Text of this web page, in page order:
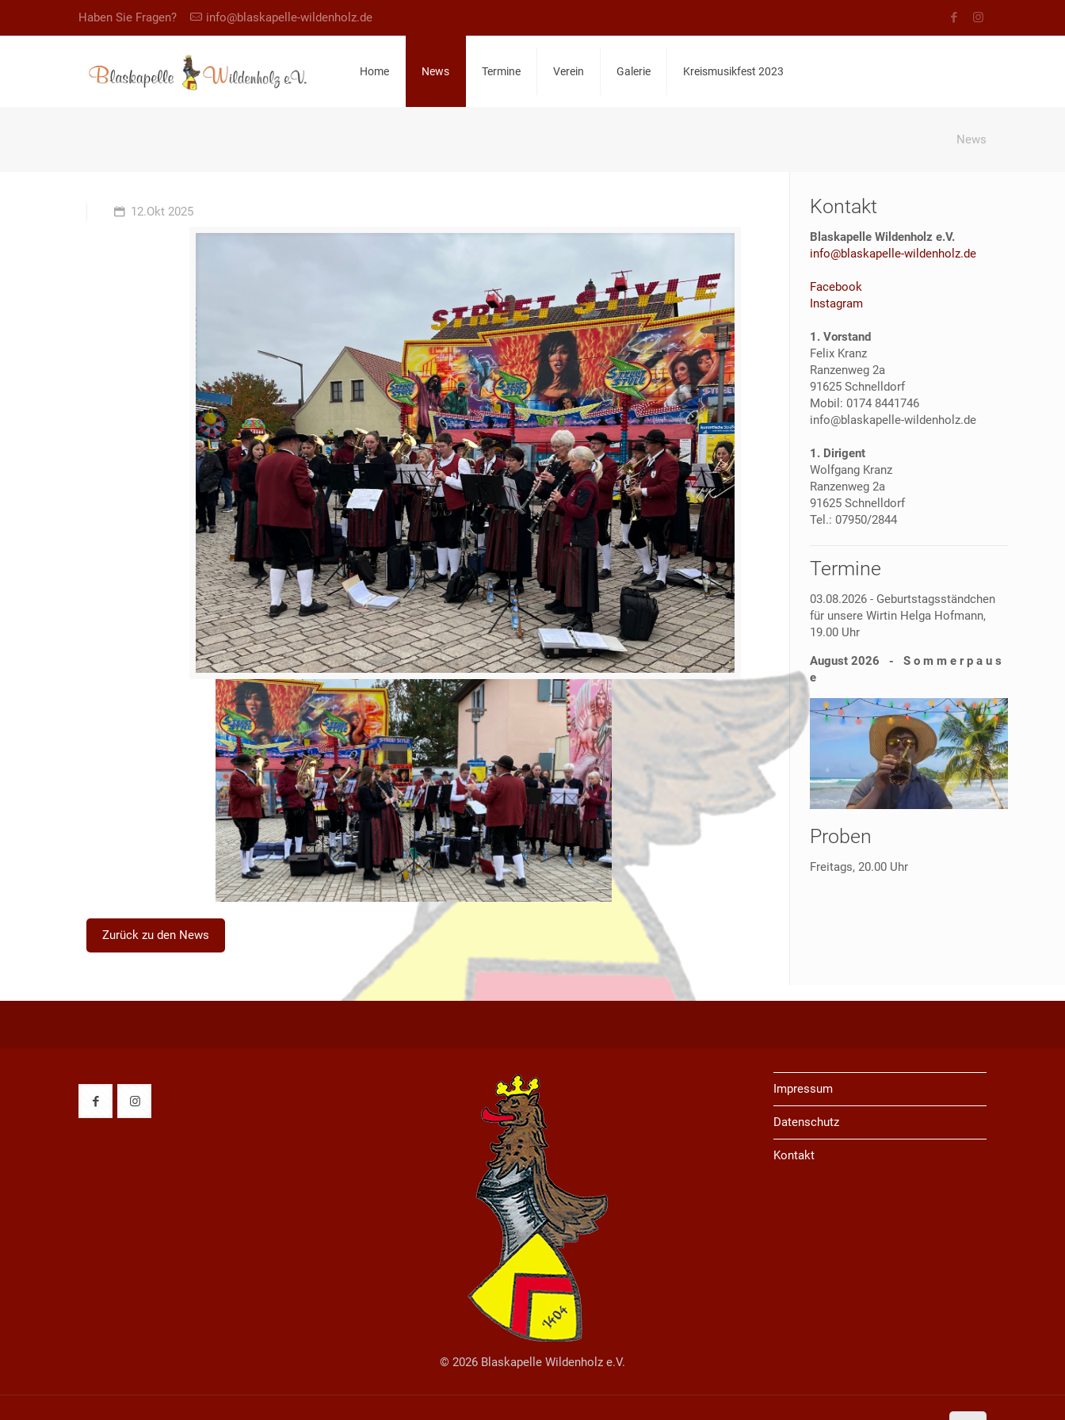
Haben Sie Fragen? info@blaskapelle-wildenholz.de
Home News Termine Verein Galerie Kreismusikfest 2023
News
12.Okt 2025
Zurück zu den News
Kontakt
Blaskapelle Wildenholz e.V.
info@blaskapelle-wildenholz.de
Facebook
Instagram
1. Vorstand
Felix Kranz
Ranzenweg 2a
91625 Schnelldorf
Mobil: 0174 8441746
info@blaskapelle-wildenholz.de
1. Dirigent
Wolfgang Kranz
Ranzenweg 2a
91625 Schnelldorf
Tel.: 07950/2844
Termine
03.08.2026 - Geburtstagsständchen
für unsere Wirtin Helga Hofmann,
19.00 Uhr
August 2026 - S o m m e r p a u s
e
Proben
Freitags, 20.00 Uhr
© 2026 Blaskapelle Wildenholz e.V.
Impressum
Datenschutz
Kontakt